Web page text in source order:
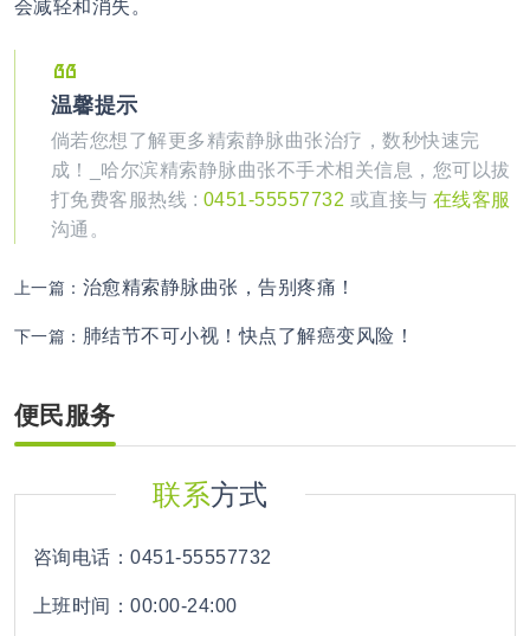
会减轻和消失。
温馨提示
倘若您想了解更多精索静脉曲张治疗，数秒快速完
成！_哈尔滨精索静脉曲张不手术相关信息，您可以拔
打免费客服热线 : 0451-55557732 或直接与 在线客服
沟通。
上一篇： 治愈精索静脉曲张，告别疼痛！
下一篇： 肺结节不可小视！快点了解癌变风险！
便民服务
联系方式
咨询电话：0451-55557732
上班时间：00:00-24:00